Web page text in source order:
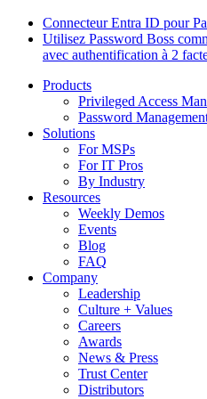
Connecteur Entra ID pour
Utilisez Password Boss
avec authentification à 2
Products
Privileged Access
Password
Solutions
For MSPs
For IT Pros
By Industry
Resources
Weekly Demos
Events
Blog
FAQ
Company
Leadership
Culture + Values
Careers
Awards
News & Press
Trust Center
Distributors